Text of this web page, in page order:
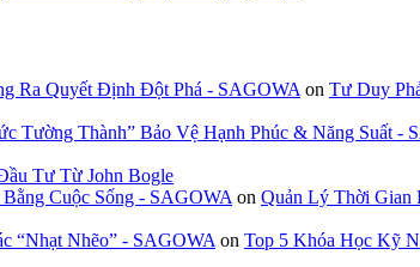
Ra Quyết Định Đột Phá - SAGOWA on Tư Duy
Tường Thành” Bảo Vệ Hạnh Phúc & Năng Suất -
Tư Từ John Bogle
Cuộc Sống - SAGOWA on Quản Lý Thời Gian
“Nhạt Nhẽo” - SAGOWA on Top 5 Khóa Học Kỹ